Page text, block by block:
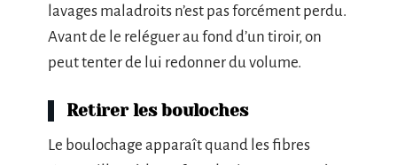
lavages maladroits n’est pas forcément perdu.
Avant de le reléguer au fond d’un tiroir, on
peut tenter de lui redonner du volume.
Retirer les bouloches
Le boulochage apparaît quand les fibres